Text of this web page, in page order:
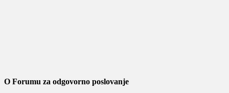
O Forumu za odgovorno poslovanje